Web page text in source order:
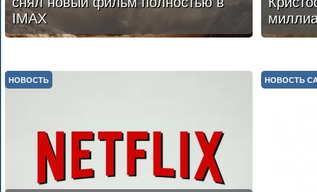
IMAX
НОВОСТЬ НОВОСТЬ